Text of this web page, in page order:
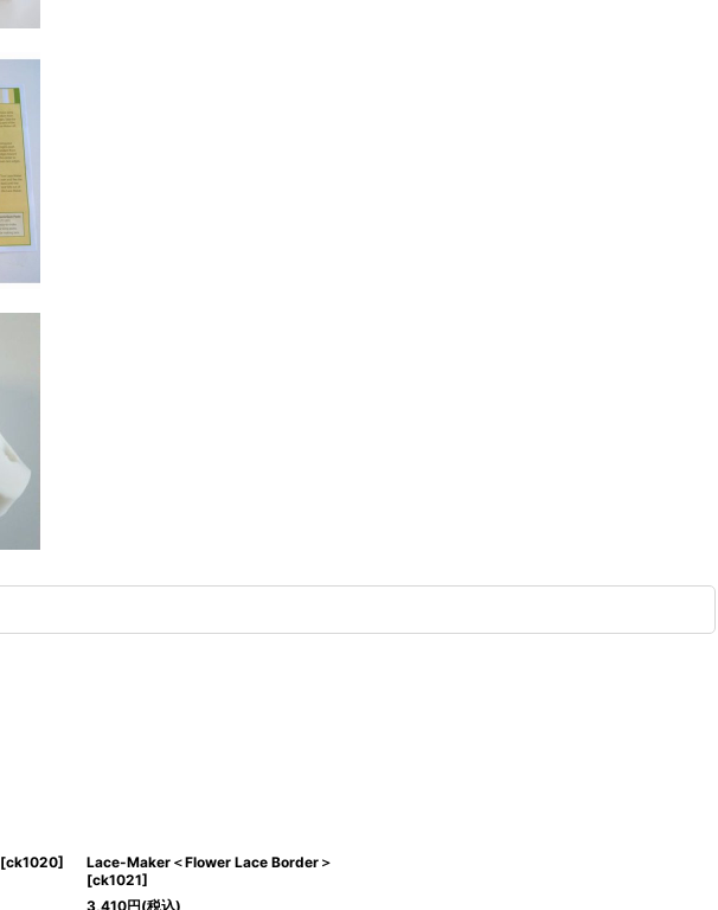
[ck1020]
Lace-Maker＜Flower Lace Border＞
[ck1021]
3,410円(税込)